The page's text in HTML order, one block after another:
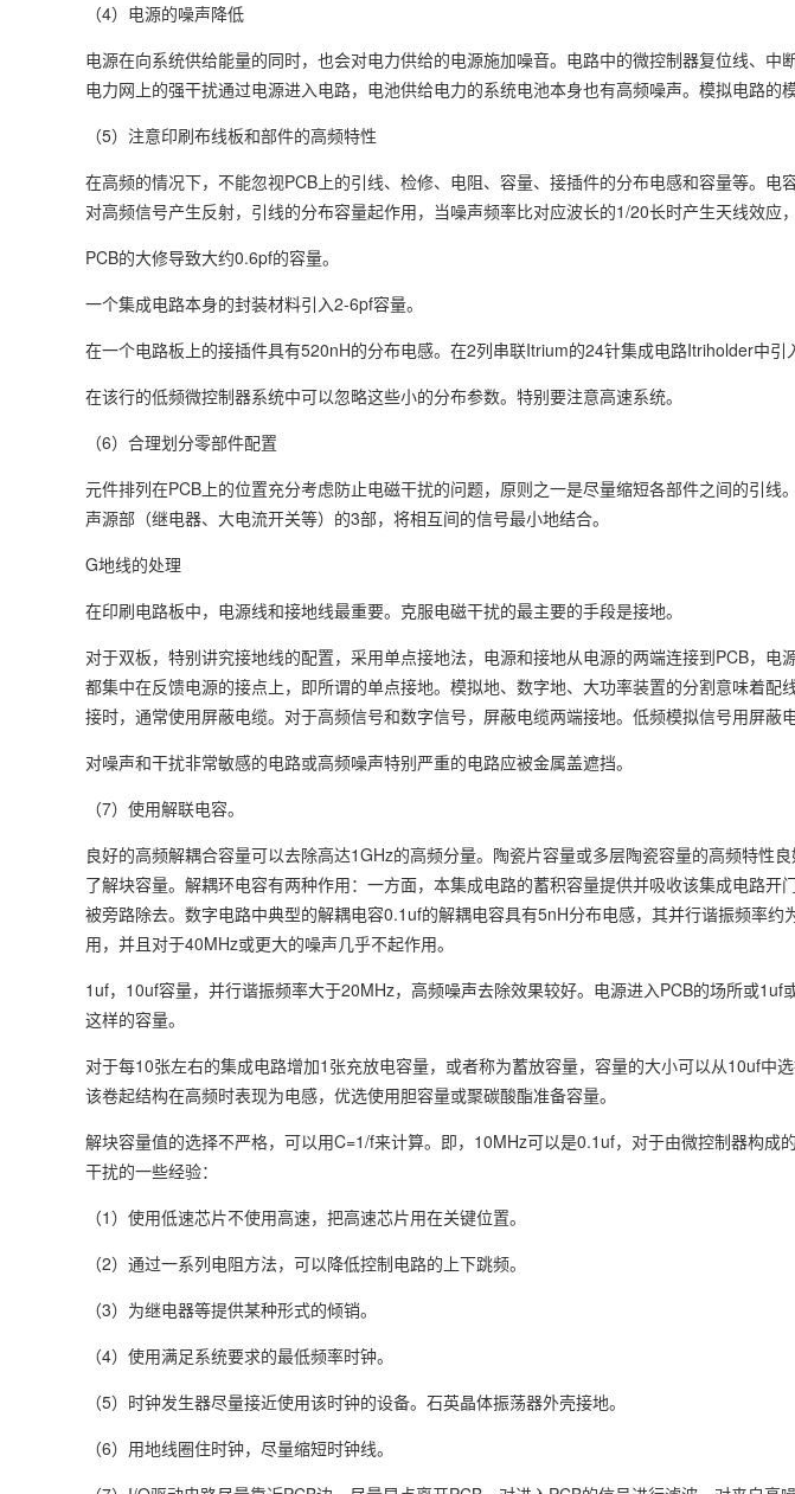
（4）电源的噪声降低
电源在向系统供给能量的同时，也会对电力供给的电源施加噪音。电路中的微控制器复位线、中
电力网上的强干扰通过电源进入电路，电池供给电力的系统电池本身也有高频噪声。模拟电路的
（5）注意印刷布线板和部件的高频特性
在高频的情况下，不能忽视PCB上的引线、检修、电阻、容量、接插件的分布电感和容量等。
对高频信号产生反射，引线的分布容量起作用，当噪声频率比对应波长的1/20长时产生天线效应
PCB的大修导致大约0.6pf的容量。
一个集成电路本身的封装材料引入2-6pf容量。
在一个电路板上的接插件具有520nH的分布电感。在2列串联Itrium的24针集成电路Itriholder中引
在该行的低频微控制器系统中可以忽略这些小的分布参数。特别要注意高速系统。
（6）合理划分零部件配置
元件排列在PCB上的位置充分考虑防止电磁干扰的问题，原则之一是尽量缩短各部件之间的引
声源部（继电器、大电流开关等）的3部，将相互间的信号最小地结合。
G地线的处理
在印刷电路板中，电源线和接地线最重要。克服电磁干扰的最主要的手段是接地。
对于双板，特别讲究接地线的配置，采用单点接地法，电源和接地从电源的两端连接到PCB，
都集中在反馈电源的接点上，即所谓的单点接地。模拟地、数字地、大功率装置的分割意味着
接时，通常使用屏蔽电缆。对于高频信号和数字信号，屏蔽电缆两端接地。低频模拟信号用屏蔽
对噪声和干扰非常敏感的电路或高频噪声特别严重的电路应被金属盖遮挡。
（7）使用解联电容。
良好的高频解耦合容量可以去除高达1GHz的高频分量。陶瓷片容量或多层陶瓷容量的高频特性
了解块容量。解耦环电容有两种作用：一方面，本集成电路的蓄积容量提供并吸收该集成电路
被旁路除去。数字电路中典型的解耦电容0.1uf的解耦电容具有5nH分布电感，其并行谐振频率
用，并且对于40MHz或更大的噪声几乎不起作用。
1uf，10uf容量，并行谐振频率大于20MHz，高频噪声去除效果较好。电源进入PCB的场所或
这样的容量。
对于每10张左右的集成电路增加1张充放电容量，或者称为蓄放容量，容量的大小可以从10uf中
该卷起结构在高频时表现为电感，优选使用胆容量或聚碳酸酯准备容量。
解块容量值的选择不严格，可以用C=1/f来计算。即，10MHz可以是0.1uf，对于由微控制器构成
干扰的一些经验：
（1）使用低速芯片不使用高速，把高速芯片用在关键位置。
（2）通过一系列电阻方法，可以降低控制电路的上下跳频。
（3）为继电器等提供某种形式的倾销。
（4）使用满足系统要求的最低频率时钟。
（5）时钟发生器尽量接近使用该时钟的设备。石英晶体振荡器外壳接地。
（6）用地线圈住时钟，尽量缩短时钟线。